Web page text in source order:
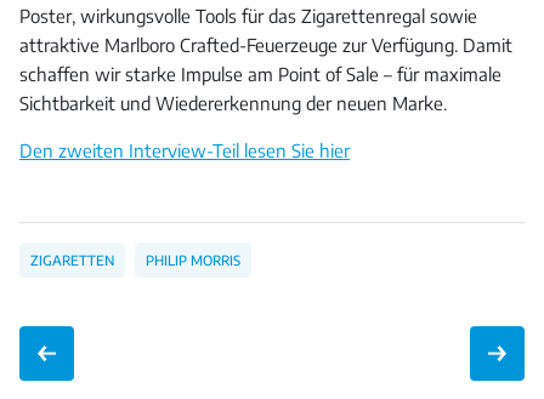
Poster, wirkungsvolle Tools für das Zigarettenregal sowie
attraktive Marlboro Crafted-Feuerzeuge zur Verfügung. Damit
schaffen wir starke Impulse am Point of Sale – für maximale
Sichtbarkeit und Wiedererkennung der neuen Marke.
Den zweiten Interview-Teil lesen Sie hier
ZIGARETTEN PHILIP MORRIS